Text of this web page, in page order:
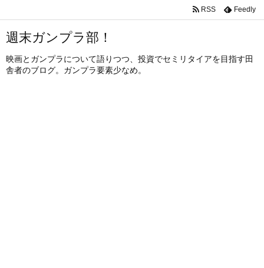
週末ガンプラ部！
映画とガンプラについて語りつつ、投資でセミリタイアを目指す田
舎者のブログ。ガンプラ要素少なめ。
RSS Feedly